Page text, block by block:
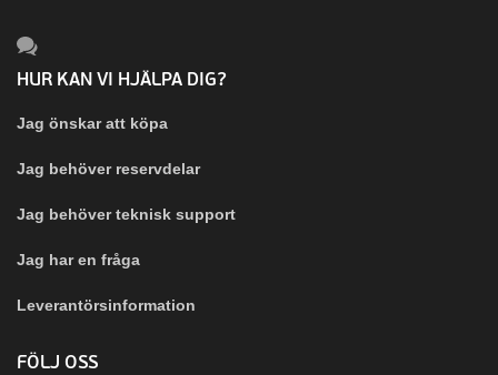
HUR KAN VI HJÄLPA DIG?
Jag önskar att köpa
Jag behöver reservdelar
Jag behöver teknisk support
Jag har en fråga
Leverantörsinformation
FÖLJ OSS